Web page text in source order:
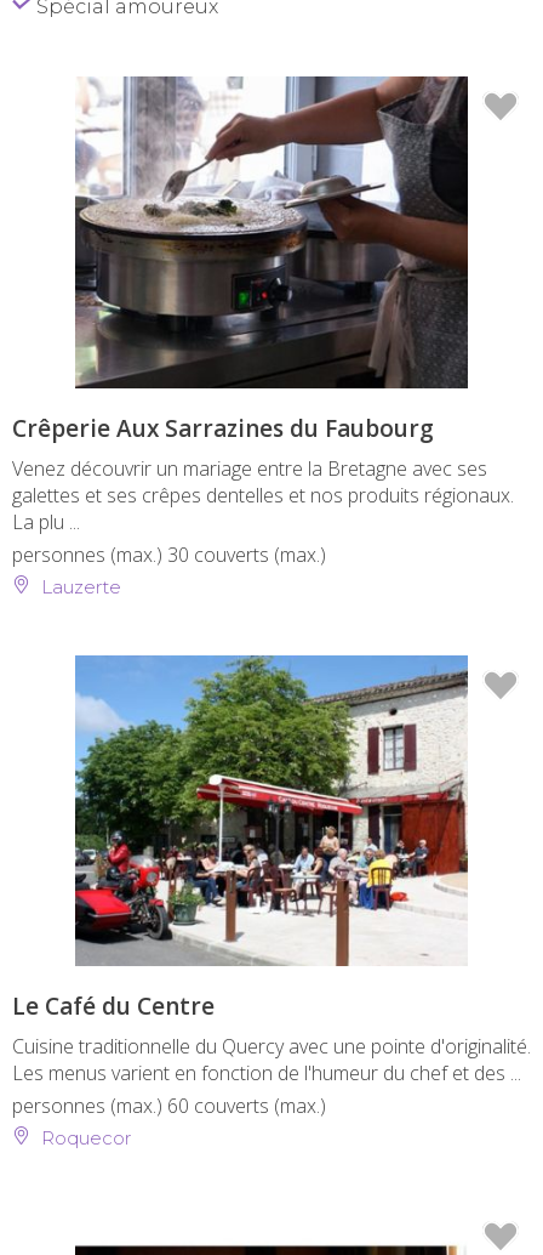
Spécial amoureux
Crêperie Aux Sarrazines du Faubourg
Venez découvrir un mariage entre la Bretagne avec ses
galettes et ses crêpes dentelles et nos produits régionaux.
La plu ...
personnes (max.) 30 couverts (max.)
Lauzerte
Le Café du Centre
Cuisine traditionnelle du Quercy avec une pointe d'originalité.
Les menus varient en fonction de l'humeur du chef et des ...
personnes (max.) 60 couverts (max.)
Roquecor